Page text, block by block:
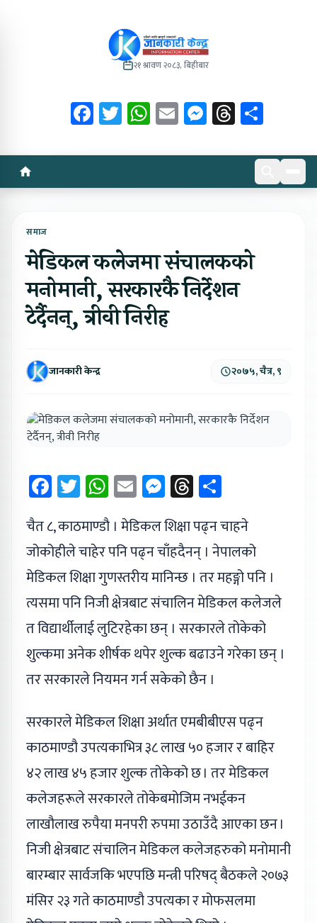
२१ श्रावण २०८३, बिहीबार
Facebook
Twitter
WhatsApp
EmailMessenger
Threads
समाज
मेडिकल कलेजमा संचालकको
मनोमानी, सरकारकै निर्देशन
टेर्दैनन्, त्रीवी निरीह
जानकारी केन्द्र २०७५, चैत्र, ९
Facebook
Twitter
WhatsApp
EmailMessenger
Threads
चैत ८, काठमाण्डौ । मेडिकल शिक्षा पढ्न चाहने
जोकोहीले चाहेर पनि पढ्न चाँहदैनन् । नेपालको
मेडिकल शिक्षा गुणस्तरीय मानिन्छ । तर महङ्गो पनि ।
त्यसमा पनि निजी क्षेत्रबाट संचालिन मेडिकल कलेजले
त विद्यार्थीलाई लुटिरहेका छन् । सरकारले तोकेको
शुल्कमा अनेक शीर्षक थपेर शुल्क बढाउने गरेका छन् ।
तर सरकारले नियमन गर्न सकेको छैन ।
सरकारले मेडिकल शिक्षा अर्थात एमबीबीएस पढ्न
काठमाण्डौ उपत्यकाभित्र ३८ लाख ५० हजार र बाहिर
४२ लाख ४५ हजार शुल्क तोकेको छ । तर मेडिकल
कलेजहरूले सरकारले तोकेबमोजिम नभईकन
लाखौलाख रुपैया मनपरी रुपमा उठाउँदै आएका छन ।
निजी क्षेत्रबाट संचालिन मेडिकल कलेजहरुको मनोमानी
बारम्बार सार्वजकि भएपछि मन्त्री परिषद् बैठकले २०७३
मंसिर २३ गते काठमाण्डौ उपत्यका र मोफसलमा